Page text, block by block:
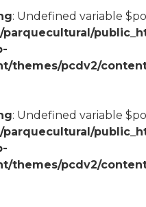
: Undefined variable
parquecultural/
themes/pcdv2/
: Undefined variable
parquecultural/
themes/pcdv2/